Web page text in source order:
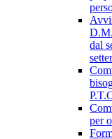
dal
per